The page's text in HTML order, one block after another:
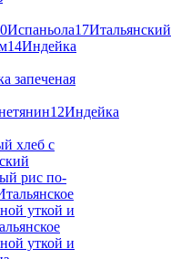
Испаньола17Итальянский
14Индейка
запеченая
12Индейка
хлеб с
рис по-
уткой и
уткой и